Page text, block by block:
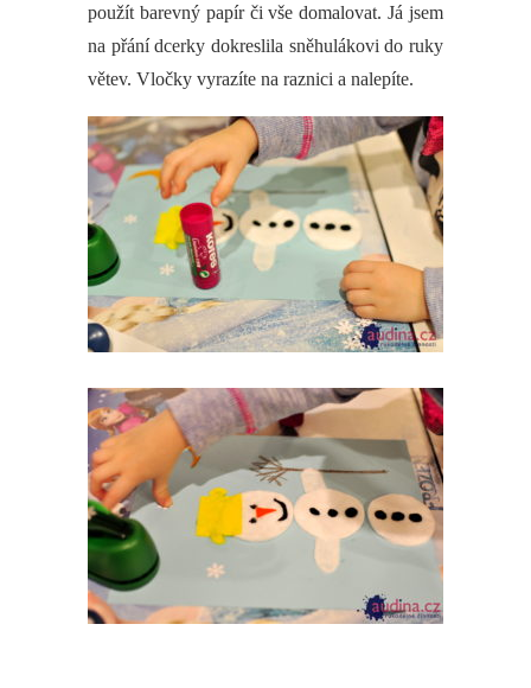
použít barevný papír či vše domalovat. Já jsem
na přání dcerky dokreslila sněhulákovi do ruky
větev. Vločky vyrazíte na raznici a nalepíte.